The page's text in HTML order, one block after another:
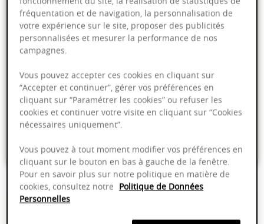
Livraison offerte dans nos points de vente
Emballage anti-casse
Paiement sécurisé
12,50%
fréquentation et de navigation, la personnalisation de
votre expérience sur le site, proposer des publicités
personnalisées et mesurer la performance de nos
campagnes.
Vous pouvez accepter ces cookies en cliquant sur
“Accepter et continuer”, gérer vos préférences en
cliquant sur “Paramétrer les cookies” ou refuser les
cookies et continuer votre visite en cliquant sur “Cookies
nécessaires uniquement”.
Vous pouvez à tout moment modifier vos préférences en
cliquant sur le bouton en bas à gauche de la fenêtre.
Pour en savoir plus sur notre politique en matière de
cookies, consultez notre Politique de Données
Personnelles